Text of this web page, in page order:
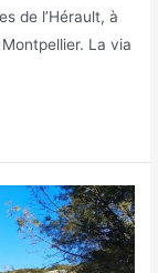
de l’Hérault, à
La via